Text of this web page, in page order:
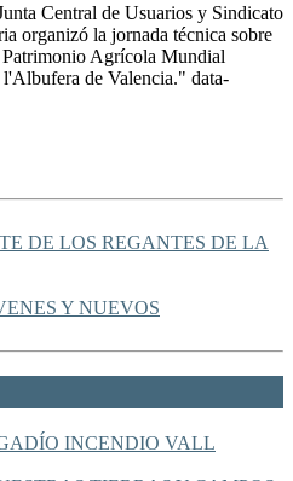
Central de Usuarios y Sindicato
organizó la jornada técnica sobre
Patrimonio Agrícola Mundial
de Valencia." data-
DE LOS REGANTES DE LA
Y NUEVOS
INCENDIO VALL